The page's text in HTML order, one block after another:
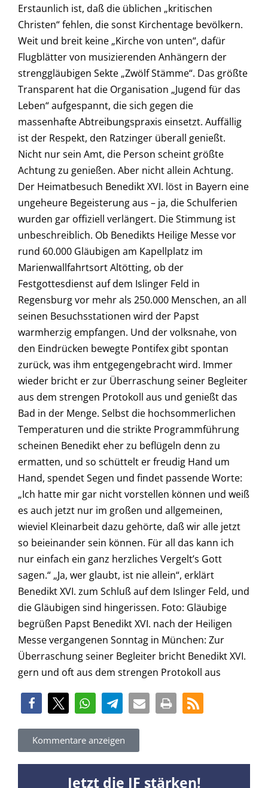
Erstaunlich ist, daß die üblichen „kritischen
Christen“ fehlen, die sonst Kirchentage bevölkern.
Weit und breit keine „Kirche von unten“, dafür
Flugblätter von musizierenden Anhängern der
strenggläubigen Sekte „Zwölf Stämme“. Das größte
Transparent hat die Organisation „Jugend für das
Leben“ aufgespannt, die sich gegen die
massenhafte Abtreibungspraxis einsetzt. Auffällig
ist der Respekt, den Ratzinger überall genießt.
Nicht nur sein Amt, die Person scheint größte
Achtung zu genießen. Aber nicht allein Achtung.
Der Heimatbesuch Benedikt XVI. löst in Bayern eine
ungeheure Begeisterung aus – ja, die Schulferien
wurden gar offiziell verlängert. Die Stimmung ist
unbeschreiblich. Ob Benedikts Heilige Messe vor
rund 60.000 Gläubigen am Kapellplatz im
Marienwallfahrtsort Altötting, ob der
Festgottesdienst auf dem Islinger Feld in
Regensburg vor mehr als 250.000 Menschen, an all
seinen Besuchsstationen wird der Papst
warmherzig empfangen. Und der volksnahe, von
den Eindrücken bewegte Pontifex gibt spontan
zurück, was ihm entgegengebracht wird. Immer
wieder bricht er zur Überraschung seiner Begleiter
aus dem strengen Protokoll aus und genießt das
Bad in der Menge. Selbst die hochsommerlichen
Temperaturen und die strikte Programmführung
scheinen Benedikt eher zu beflügeln denn zu
ermatten, und so schüttelt er freudig Hand um
Hand, spendet Segen und findet passende Worte:
„Ich hatte mir gar nicht vorstellen können und weiß
es auch jetzt nur im großen und allgemeinen,
wieviel Kleinarbeit dazu gehörte, daß wir alle jetzt
so beieinander sein können. Für all das kann ich
nur einfach ein ganz herzliches Vergelt’s Gott
sagen.“ „Ja, wer glaubt, ist nie allein“, erklärt
Benedikt XVI. zum Schluß auf dem Islinger Feld, und
die Gläubigen sind hingerissen. Foto: Gläubige
begrüßen Papst Benedikt XVI. nach der Heiligen
Messe vergangenen Sonntag in München: Zur
Überraschung seiner Begleiter bricht Benedikt XVI.
gern und oft aus dem strengen Protokoll aus
Kommentare anzeigen
Jetzt die JF stärken!